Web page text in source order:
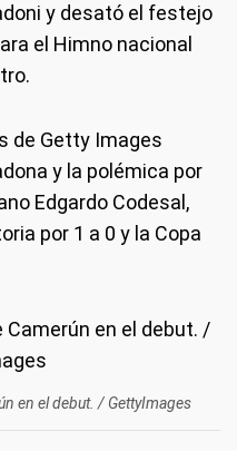
y desató el festejo
el Himno nacional
de Getty Images
y la polémica por
Edgardo Codesal,
por 1 a 0 y la Copa
en el debut. / GettyImages